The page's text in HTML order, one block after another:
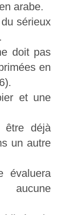
arabe.
sérieux
doit pas
en
et une
déjà
un autre
évaluera
aucune